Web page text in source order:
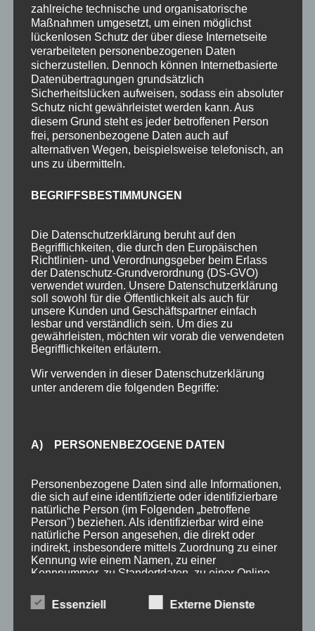
2-Raum-Fewo 2-3P
Einzelzimmer o. Balkon 1P
Preise
Aktuelles
Blog
Veranstaltungen
Berg- & Wintersport Bericht
Newsletter
Über uns
360° Panoramen
Bewertungen
Bergbahnticket inklusive
Urlaub in Oberstdorf
Anreise Oberstdorf
Kontakt
SCHLAGWÖRTER
3 Sterne Allgäu Allgäu-Walser-Pass Allgäuer Alpen
Auszeichnung Award Bewertungen booking.com
Busfahren Buslinien Busticket DTV Ferienhotel
Ferienhotel Sonnenheim Ferienwohnungen
Gästebewertungen Gästeinfo Gästeinformation
zahlreiche technische und organisatorische
Maßnahmen umgesetzt, um einen möglichst
lückenlosen Schutz der über diese Internetseite
verarbeiteten personenbezogenen Daten
sicherzustellen. Dennoch können Internetbasierte
Datenübertragungen grundsätzlich
Sicherheitslücken aufweisen, sodass ein absoluter
Schutz nicht gewährleistet werden kann. Aus
diesem Grund steht es jeder betroffenen Person
frei, personenbezogene Daten auch auf
alternativen Wegen, beispielsweise telefonisch, an
uns zu übermitteln.
BEGRIFFSBESTIMMUNGEN
Die Datenschutzerklärung beruht auf den
Begrifflichkeiten, die durch den Europäischen
Richtlinien- und Verordnungsgeber beim Erlass
der Datenschutz-Grundverordnung (DS-GVO)
verwendet wurden. Unsere Datenschutzerklärung
soll sowohl für die Öffentlichkeit als auch für
unsere Kunden und Geschäftspartner einfach
lesbar und verständlich sein. Um dies zu
gewährleisten, möchten wir vorab die verwendeten
Begrifflichkeiten erläutern.
Wir verwenden in dieser Datenschutzerklärung
unter anderem die folgenden Begriffe:
A) PERSONENBEZOGENE DATEN
Personenbezogene Daten sind alle Informationen,
die sich auf eine identifizierte oder identifizierbare
natürliche Person (im Folgenden „betroffene
Person") beziehen. Als identifizierbar wird eine
natürliche Person angesehen, die direkt oder
indirekt, insbesondere mittels Zuordnung zu einer
Kennung wie einem Namen, zu einer
Kennnummer, zu Standortdaten, zu einer Online-
besonderen Merkmalen, die Ausdruck der
physischen, physiologischen, genetischen,
Essenziell Externe Dienste